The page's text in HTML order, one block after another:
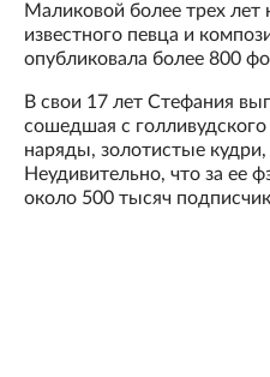
Маликовой более трех лет
известного певца и
опубликовала более 800
В свои 17 лет Стефания
сошедшая с
наряды, золотистые
Неудивительно, что за ее
около 500 тысяч